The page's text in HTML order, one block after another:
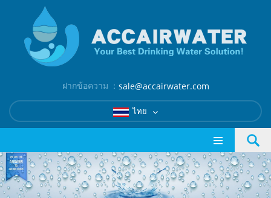
ฝากข้อความ ： sale@accairwater.com
ไทย